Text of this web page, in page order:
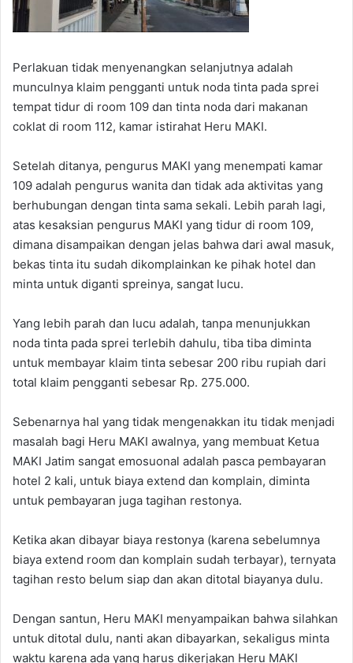
Perlakuan tidak menyenangkan selanjutnya adalah
munculnya klaim pengganti untuk noda tinta pada sprei
tempat tidur di room 109 dan tinta noda dari makanan
coklat di room 112, kamar istirahat Heru MAKI.
Setelah ditanya, pengurus MAKI yang menempati kamar
109 adalah pengurus wanita dan tidak ada aktivitas yang
berhubungan dengan tinta sama sekali. Lebih parah lagi,
atas kesaksian pengurus MAKI yang tidur di room 109,
dimana disampaikan dengan jelas bahwa dari awal masuk,
bekas tinta itu sudah dikomplainkan ke pihak hotel dan
minta untuk diganti spreinya, sangat lucu.
Yang lebih parah dan lucu adalah, tanpa menunjukkan
noda tinta pada sprei terlebih dahulu, tiba tiba diminta
untuk membayar klaim tinta sebesar 200 ribu rupiah dari
total klaim pengganti sebesar Rp. 275.000.
Sebenarnya hal yang tidak mengenakkan itu tidak menjadi
masalah bagi Heru MAKI awalnya, yang membuat Ketua
MAKI Jatim sangat emosuonal adalah pasca pembayaran
hotel 2 kali, untuk biaya extend dan komplain, diminta
untuk pembayaran juga tagihan restonya.
Ketika akan dibayar biaya restonya (karena sebelumnya
biaya extend room dan komplain sudah terbayar), ternyata
tagihan resto belum siap dan akan ditotal biayanya dulu.
Dengan santun, Heru MAKI menyampaikan bahwa silahkan
untuk ditotal dulu, nanti akan dibayarkan, sekaligus minta
waktu karena ada yang harus dikerjakan Heru MAKI